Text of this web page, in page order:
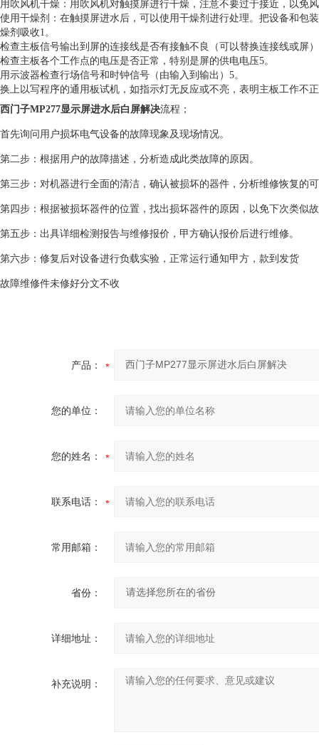
用吹风机干燥：用吹风机对触摸屏进行干燥，注意不要过于接近，以免
使用干燥剂：在触摸屏进水后，可以使用干燥剂进行处理。把设备和包
燥剂吸收1。
检查主板信号输出到屏的连接线是否有接触不良（可以替换连接线或屏
检查主板各个工作点的电压是否正常，特别是屏的供电电压5。
用示波器检查行场信号和时钟信号（由输入到输出）5。
换上以写程序的通用板试机，如指示灯无反应或不亮，表明主板工作不
西门子MP277显示屏进水后白屏解决流程；
首先询问用户损坏电气设备的故障现象及现场情况。
第二步：根据用户的故障描述，分析造成此类故障的原因。
第三步：对机器进行全面的清洁，确认被损坏的器件，分析维修恢复的
第四步：根据被损坏器件的位置，找出损坏器件的原因，以免下次类似
第五步：出具详细检测报告与维修报价，甲方确认报价后进行维修。
第六步：修复后对设备进行负载实验，正常运行通知甲方，款到发货
故障维修件未修好分文不收
产品：
您的单位：
您的姓名：
联系电话：
常用邮箱：
省份：
详细地址：
补充说明：